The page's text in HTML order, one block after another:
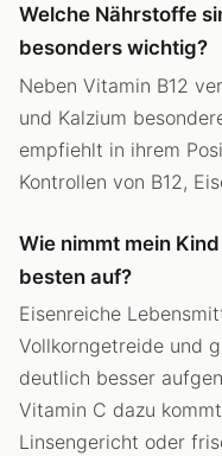
Welche Nährstoffe
besonders wichtig?
Neben Vitamin B12
und Kalzium
empfiehlt in ihrem
Kontrollen von B12,
Wie nimmt mein
besten auf?
Eisenreiche
Vollkorngetreide und
deutlich besser
Vitamin C dazu
Linsengericht oder